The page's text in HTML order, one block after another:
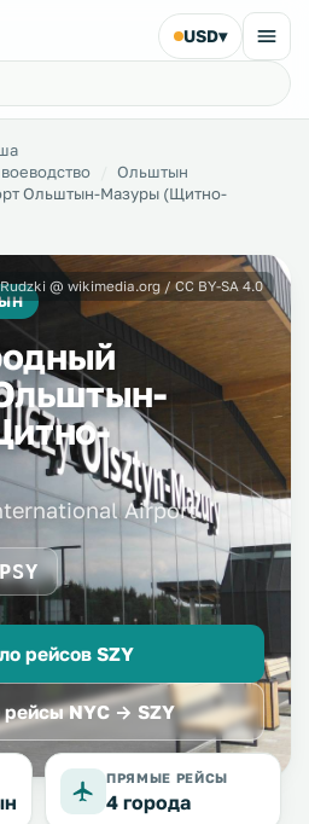
USD▾
Ольштын
Ольштын-Мазуры (Щитно-
Airport
рейсов SZY
NYC → SZY
@ wikimedia.org / CC BY-SA 4.0
ПРЯМЫЕ РЕЙСЫ
4 города